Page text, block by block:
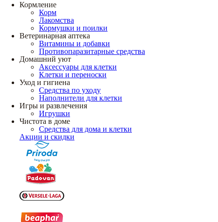
Кормление
Корм
Лакомства
Кормушки и поилки
Ветеринарная аптека
Витамины и добавки
Противопаразитарные средства
Домашний уют
Аксессуары для клетки
Клетки и переноски
Уход и гигиена
Средства по уходу
Наполнители для клетки
Игры и развлечения
Игрушки
Чистота в доме
Средства для дома и клетки
Акции и скидки